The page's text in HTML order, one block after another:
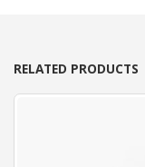
RELATED PRODUCTS